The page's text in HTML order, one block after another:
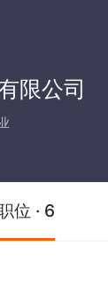
限公司
位 · 6